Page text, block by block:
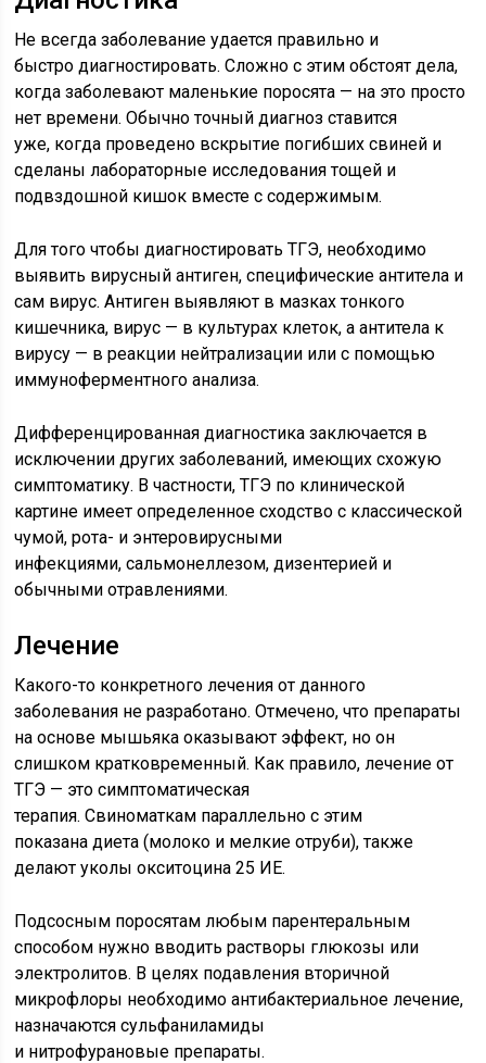
Не всегда заболевание удается правильно и
быстро диагностировать. Сложно с этим обстоят дела,
когда заболевают маленькие поросята — на это просто
нет времени. Обычно точный диагноз ставится
уже, когда проведено вскрытие погибших свиней и
сделаны лабораторные исследования тощей и
подвздошной кишок вместе с содержимым.
Для того чтобы диагностировать ТГЭ, необходимо
выявить вирусный антиген, специфические антитела и
сам вирус. Антиген выявляют в мазках тонкого
кишечника, вирус — в культурах клеток, а антитела к
вирусу — в реакции нейтрализации или с помощью
иммуноферментного анализа.
Дифференцированная диагностика заключается в
исключении других заболеваний, имеющих схожую
симптоматику. В частности, ТГЭ по клинической
картине имеет определенное сходство с классической
чумой, рота- и энтеровирусными
инфекциями, сальмонеллезом, дизентерией и
обычными отравлениями.
Лечение
Какого-то конкретного лечения от данного
заболевания не разработано. Отмечено, что препараты
на основе мышьяка оказывают эффект, но он
слишком кратковременный. Как правило, лечение от
ТГЭ — это симптоматическая
терапия. Свиноматкам параллельно с этим
показана диета (молоко и мелкие отруби), также
делают уколы окситоцина 25 ИЕ.
Подсосным поросятам любым парентеральным
способом нужно вводить растворы глюкозы или
электролитов. В целях подавления вторичной
микрофлоры необходимо антибактериальное лечение,
назначаются сульфаниламиды
и нитрофурановые препараты.